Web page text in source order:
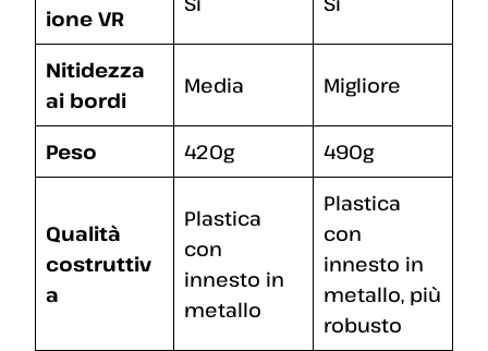
ione VR
Nitidezza
ai bordi
Media Migliore
Peso 420g 490g
Qualità
costruttiv
a
Plastica
con
innesto in
metallo
Plastica
con
innesto in
metallo, più
robusto